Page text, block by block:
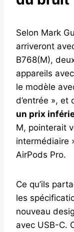
Selon Mark
arriveront
B768(M),
appareils
le modèle
d’entrée », et
un prix
M, pointerait
intermédiaire
AirPods Pro.
Ce qu’ils
les
nouveau
avec USB-C.